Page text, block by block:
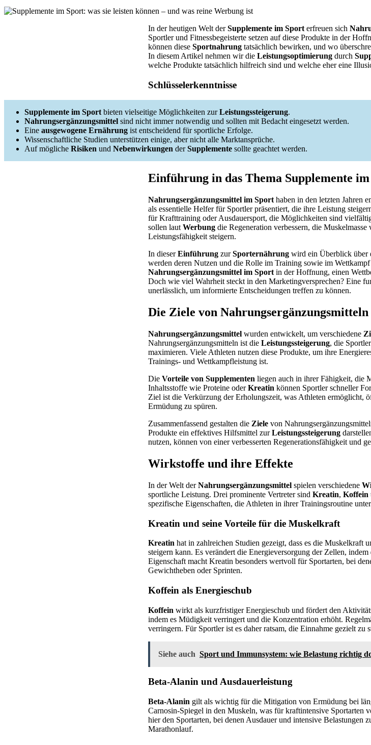
In der heutigen Welt derSupplemente im Sport erfreuen sich
Sportler und Fitnessbegeisterte setzen auf diese Produkte in der
können diese Sportnahrung tatsächlich bewirken, und wo
In diesem Artikel nehmen wir die Leistungsoptimierung durch
welche Produkte tatsächlich hilfreich sind und welche eher eine
Schlüsselerkenntnisse
Supplemente im Sport bieten vielseitige Möglichkeiten zurLeistungssteigerung.
Nahrungsergänzungsmittel sind nicht immer notwendig und sollten mit Bedacht eingesetzt werden.
Eine ausgewogene Ernährung ist entscheidend für sportliche Erfolge.
Wissenschaftliche Studien unterstützen einige, aber nicht alle Marktansprüche.
Auf mögliche Risiken und Nebenwirkungen derSupplemente sollte geachtet werden.
Einführung in das Thema Supplemente
Nahrungsergänzungsmittel im Sport haben in den letzten Jahren
als essentielle Helfer für Sportler präsentiert, die ihre Leistung
für Krafttraining oder Ausdauersport, die Möglichkeiten sind
sollen laut Werbung die Regeneration verbessern, die
Leistungsfähigkeit steigern.
In dieserEinführung zurSporternährung wird ein Überblick über
werden deren Nutzen und die Rolle im Training sowie im
Nahrungsergänzungsmittel im Sport in der Hoffnung, einen
Doch wie viel Wahrheit steckt in den Marketingversprechen? Eine
unerlässlich, um informierte Entscheidungen treffen zu können.
Die Ziele von Nahrungsergänzungsmitteln
Nahrungsergänzungsmittel wurden entwickelt, um verschiedene
Nahrungsergänzungsmitteln ist die Leistungssteigerung, die
maximieren. Viele Athleten nutzen diese Produkte, um ihre
Trainings- und Wettkampfleistung ist.
Die Vorteile von Supplementen liegen auch in ihrer Fähigkeit, die
Inhaltsstoffe wie Proteine oderKreatin können Sportler schneller
Ziel ist die Verkürzung der Erholungszeit, was Athleten ermöglicht,
Ermüdung zu spüren.
Zusammenfassend gestalten die Ziele von
Produkte ein effektives Hilfsmittel zurLeistungssteigerung
nutzen, können von einer verbesserten Regenerationsfähigkeit und
Wirkstoffe und ihre Effekte
In der Welt derNahrungsergänzungsmittel spielen verschiedene
sportliche Leistung. Drei prominente Vertreter sind Kreatin, Koffein
spezifische Eigenschaften, die Athleten in ihrer Trainingsroutine
Kreatin und seine Vorteile für die Muskelkraft
Kreatin hat in zahlreichen Studien gezeigt, dass es die Muskelkraft
steigern kann. Es verändert die Energieversorgung der Zellen,
Eigenschaft macht Kreatin besonders wertvoll für Sportarten, bei
Gewichtheben oder Sprinten.
Koffein als Energieschub
Koffein wirkt als kurzfristiger Energieschub und fördert den
indem es Müdigkeit verringert und die Konzentration erhöht.
verringern. Für Sportler ist es daher ratsam, die Einnahme gezielt zu
Siehe auch Sport und Immunsystem: wie Belastung richtig
Beta-Alanin und Ausdauerleistung
Beta-Alanin gilt als wichtig für die Mitigation von Ermüdung bei
Carnosin-Spiegel in den Muskeln, was für kraftintensive Sportarten
hier den Sportarten, bei denen Ausdauer und intensive Belastungen
Marathonlauf.